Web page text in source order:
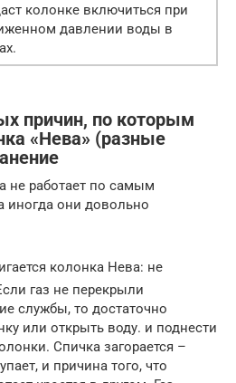
колонке включиться при
давлении воды в
причин, по которым
«Нева» (разные
не работает по самым
иногда они довольно
колонка Нева: не
газ не перекрыли
службы, то достаточно
или открыть воду. и поднести
Спичка загорается –
и причина того, что